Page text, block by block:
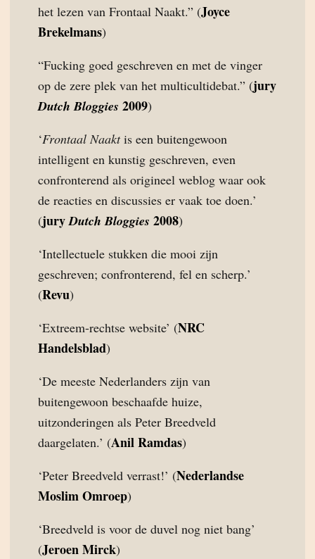
het lezen van Frontaal Naakt.” (Joyce
Brekelmans)
“Fucking goed geschreven en met de vinger
op de zere plek van het multicultidebat.” (jury
Dutch Bloggies 2009)
‘Frontaal Naaktis een buitengewoon
intelligent en kunstig geschreven, even
confronterend als origineel weblog waar ook
de reacties en discussies er vaak toe doen.’
(juryDutch Bloggies 2008)
‘Intellectuele stukken die mooi zijn
geschreven; confronterend, fel en scherp.’
(Revu)
‘Extreem-rechtse website’ (NRC
Handelsblad)
‘De meeste Nederlanders zijn van
buitengewoon beschaafde huize,
uitzonderingen als Peter Breedveld
daargelaten.’ (Anil Ramdas)
‘Peter Breedveld verrast!’ (Nederlandse
Moslim Omroep)
‘Breedveld is voor de duvel nog niet bang’
(Jeroen Mirck)